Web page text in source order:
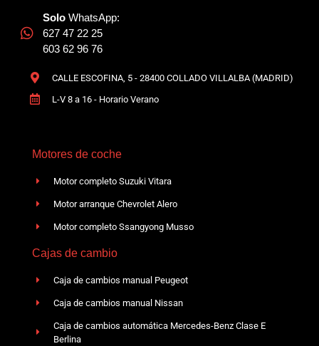
Solo WhatsApp:
627 47 22 25
603 62 96 76
CALLE ESCOFINA, 5 - 28400 COLLADO VILLALBA (MADRID)
L-V 8 a 16 - Horario Verano
Motores de coche
Motor completo Suzuki Vitara
Motor arranque Chevrolet Alero
Motor completo Ssangyong Musso
Cajas de cambio
Caja de cambios manual Peugeot
Caja de cambios manual Nissan
Caja de cambios automática Mercedes-Benz Clase E
Berlina